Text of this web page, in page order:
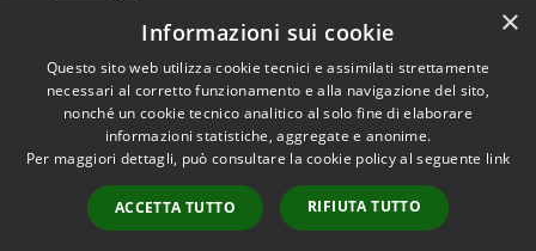
Dichiarazione di accessibilità
Accessibilità
Copyright © 2026 • Comune di
San Teodoro • Powered by
Municipium•
Accesso
redazione
×
Informazioni sui cookie
Questo sito web utilizza cookie tecnici e assimilati strettamente
necessari al corretto funzionamento e alla navigazione del sito,
nonché un cookie tecnico analitico al solo fine di elaborare
informazioni statistiche, aggregate e anonime.
Per maggiori dettagli, può consultare la cookie policy al seguente link
ACCETTA TUTTO RIFIUTA TUTTO